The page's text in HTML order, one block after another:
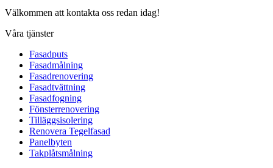
Välkommen att kontakta oss redan idag!
Våra tjänster
Fasadputs
Fasadmålning
Fasadrenovering
Fasadtvättning
Fasadfogning
Fönsterrenovering
Tilläggsisolering
Renovera Tegelfasad
Panelbyten
Takplåtsmålning